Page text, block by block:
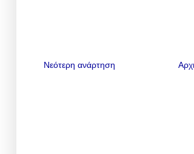
Νεότερη ανάρτηση